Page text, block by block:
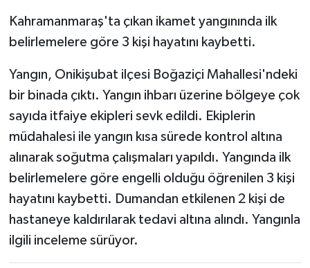
Kahramanmaraş'ta çıkan ikamet yangınında ilk
belirlemelere göre 3 kişi hayatını kaybetti.
Yangın, Onikişubat ilçesi Boğaziçi Mahallesi'ndeki
bir binada çıktı. Yangın ihbarı üzerine bölgeye çok
sayıda itfaiye ekipleri sevk edildi. Ekiplerin
müdahalesi ile yangın kısa sürede kontrol altına
alınarak soğutma çalışmaları yapıldı. Yangında ilk
belirlemelere göre engelli olduğu öğrenilen 3 kişi
hayatını kaybetti. Dumandan etkilenen 2 kişi de
hastaneye kaldırılarak tedavi altına alındı. Yangınla
ilgili inceleme sürüyor.